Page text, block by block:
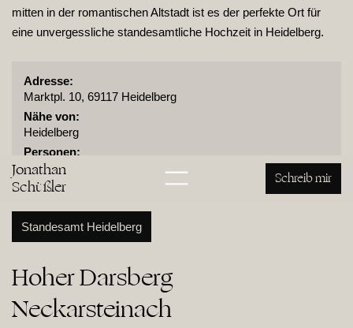
Jonathan
Schüßler Schreib mir
mitten in der romantischen Altstadt ist es der perfekte Ort für
eine unvergessliche standesamtliche Hochzeit in Heidelberg.
Adresse:
Marktpl. 10, 69117 Heidelberg
Nähe von:
Heidelberg
Personen:
30
Standesamt Heidelberg
Hoher Darsberg
Neckarsteinach